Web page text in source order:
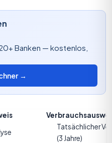
Banken — kostenlos,
→
Tatsächlicher
(3 Jahre)